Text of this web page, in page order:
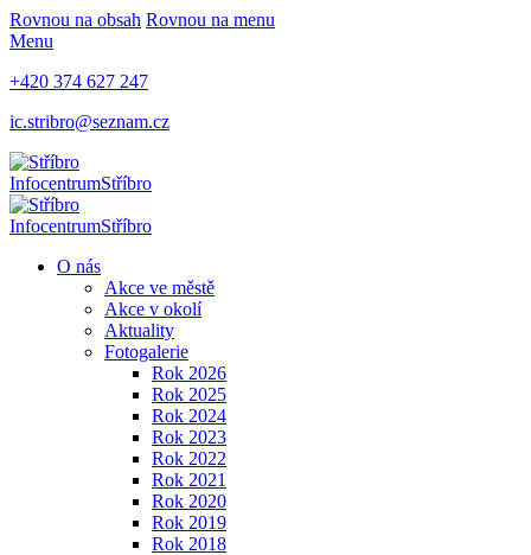
Rovnou na obsah Rovnou na menu
Menu
+420 374 627 247
ic.stribro@seznam.cz
InfocentrumStříbro
InfocentrumStříbro
O nás
Akce ve městě
Akce v okolí
Aktuality
Fotogalerie
Rok 2026
Rok 2025
Rok 2024
Rok 2023
Rok 2022
Rok 2021
Rok 2020
Rok 2019
Rok 2018